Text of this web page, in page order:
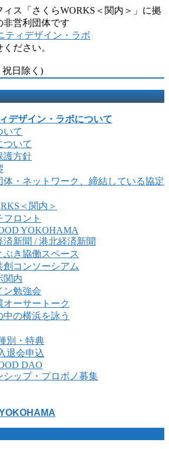
ィス「さくらWORKS＜関内＞」に拠
非営利団体です
ティデザイン・ラボ
ださい。
祝日除く)
デザイン・ラボについて
いて
ついて
護方針
体・ネットワーク、締結している協定
＜関内＞
ロント
YOKOHAMA
済新聞 / 港北経済新聞
ぶき協働スペース
創コンソーシアム
関内
ン勉強会
オーサートーク
中の横浜を詠う
別・特典
退会申込
DAO
シップ・プロボノ募集